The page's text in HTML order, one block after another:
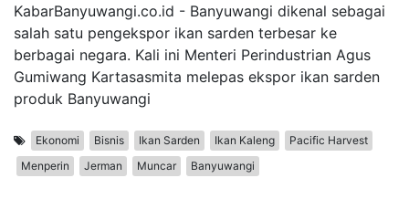
KabarBanyuwangi.co.id - Banyuwangi dikenal sebagai
salah satu pengekspor ikan sarden terbesar ke
berbagai negara. Kali ini Menteri Perindustrian Agus
Gumiwang Kartasasmita melepas ekspor ikan sarden
produk Banyuwangi
Ekonomi Bisnis Ikan Sarden Ikan Kaleng
Pacific Harvest
Menperin
Jerman Muncar Banyuwangi